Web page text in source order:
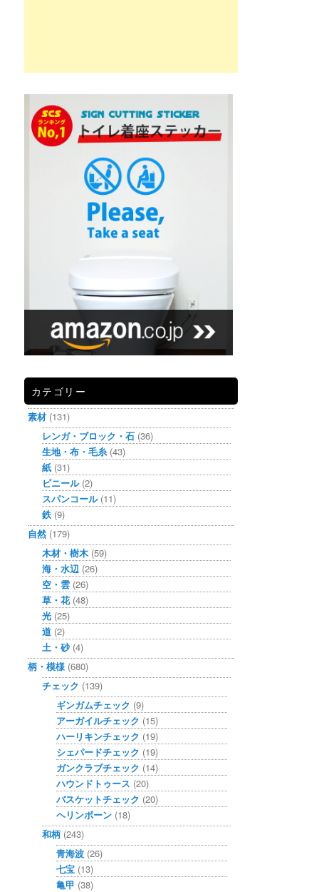
カテゴリー
素材 (131)
レンガ・ブロック・石 (36)
生地・布・毛糸(43)
紙 (31)
ビニール(2)
スパンコール(11)
鉄 (9)
自然 (179)
木材・樹木 (59)
海・水辺 (26)
空・雲 (26)
草・花(48)
光 (25)
道 (2)
土・砂(4)
柄・模様 (680)
チェック (139)
ギンガムチェック (9)
アーガイルチェック (15)
ハーリキンチェック (19)
シェパードチェック (19)
ガンクラブチェック (14)
ハウンドトゥース (20)
バスケットチェック (20)
ヘリンボーン (18)
和柄 (243)
青海波 (26)
七宝 (13)
亀甲 (38)